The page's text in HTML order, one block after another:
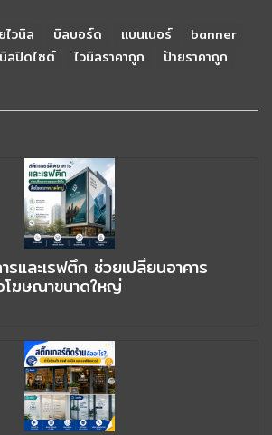
ไวนิล บิลบอร์ด แบนเนอร์
banner
ลปิดไซต์ ไวนิลราคาถูก ป้ายราคาถูก
และเรฟตึก ช่วยเปลี่ยนอาคาร
โฆษณาขนาดใหญ่